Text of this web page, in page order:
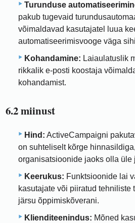
Turunduse
pakub tugevaid
võimaldavad kasutajatel luua
automatiseerimisvooge väga
Kohandamine: Laiaulatuslik
rikkalik e-posti koostaja
kohandamist.
6.2 miinust
Hind: ActiveCampaigni
on suhteliselt kõrge
organisatsioonide jaoks olla üle
Keerukus: Funktsioonide lai
kasutajate või piiratud tehniliste
järsu õppimiskõverani.
Klienditeenindus: Mõned